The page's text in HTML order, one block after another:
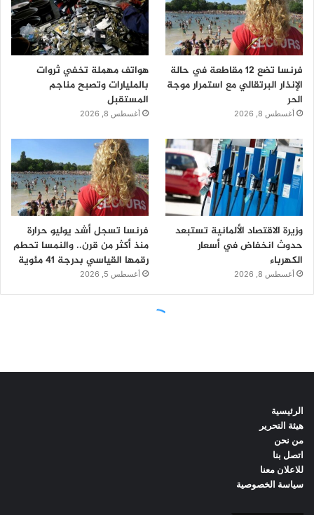
الرئيسية
هيئة التحرير
من نحن
اتصل بنا
للاعلان معنا
سياسة الخصوصية